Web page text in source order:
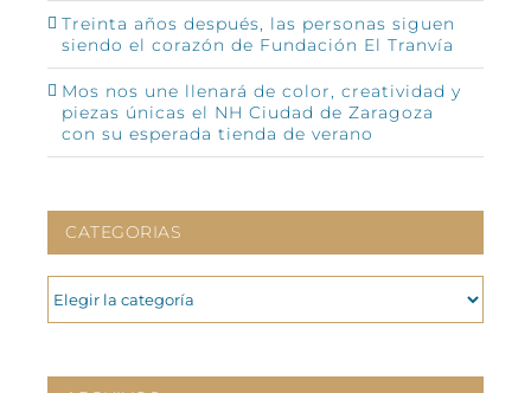
Treinta años después, las personas siguen
siendo el corazón de Fundación El Tranvía
Mos nos une llenará de color, creatividad y
piezas únicas el NH Ciudad de Zaragoza
con su esperada tienda de verano
CATEGORIAS
CATEGORIAS